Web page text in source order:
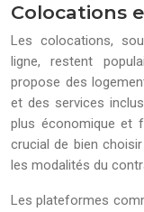
Colocations
Les colocations,
ligne, restent
propose des
et des services
plus économique et
crucial de bien
les modalités du
Les plateformes